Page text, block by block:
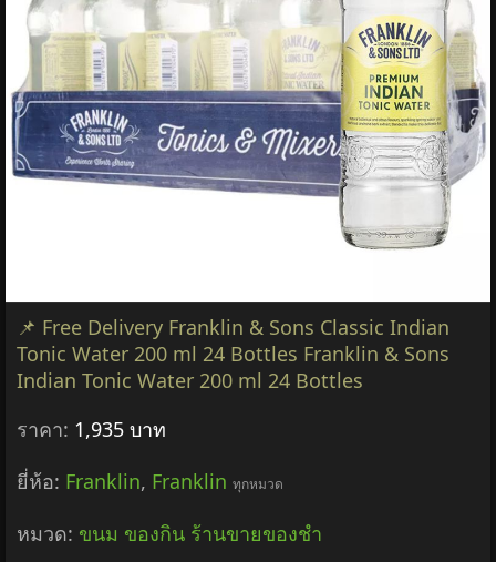
📌 Free Delivery Franklin & Sons Classic Indian
Tonic Water 200 ml 24 Bottles Franklin & Sons
Indian Tonic Water 200 ml 24 Bottles
ราคา: 1,935 บาท
ยี่ห้อ: Franklin, Franklin ทุกหมวด
หมวด: ขนม ของกิน ร้านขายของชำ